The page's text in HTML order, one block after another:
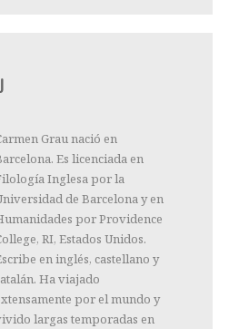
Grau nació en
Es licenciada en
Inglesa por la
de Barcelona y en
por Providence
RI, Estados Unidos.
en inglés, castellano y
Ha viajado
por el mundo y
largas temporadas en